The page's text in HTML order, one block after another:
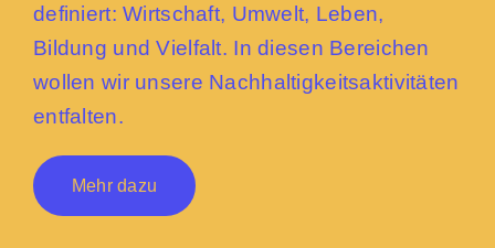
definiert: Wirtschaft, Umwelt, Leben,
Bildung und Vielfalt. In diesen Bereichen
wollen wir unsere Nachhaltigkeitsaktivitäten
entfalten.
Mehr dazu